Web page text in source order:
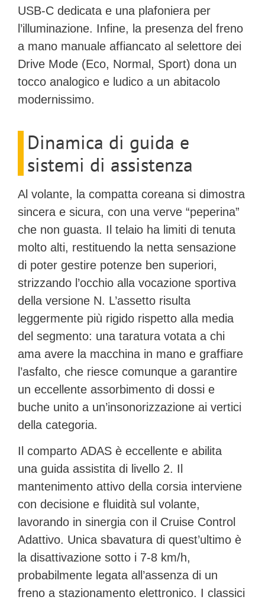
USB-C dedicata e una plafoniera per
l’illuminazione. Infine, la presenza del freno
a mano manuale affiancato al selettore dei
Drive Mode (Eco, Normal, Sport) dona un
tocco analogico e ludico a un abitacolo
modernissimo.
Dinamica di guida e
sistemi di assistenza
Al volante, la compatta coreana si dimostra
sincera e sicura, con una verve “peperina”
che non guasta. Il telaio ha limiti di tenuta
molto alti, restituendo la netta sensazione
di poter gestire potenze ben superiori,
strizzando l’occhio alla vocazione sportiva
della versione N. L’assetto risulta
leggermente più rigido rispetto alla media
del segmento: una taratura votata a chi
ama avere la macchina in mano e graffiare
l’asfalto, che riesce comunque a garantire
un eccellente assorbimento di dossi e
buche unito a un’insonorizzazione ai vertici
della categoria.
Il comparto ADAS è eccellente e abilita
una guida assistita di livello 2. Il
mantenimento attivo della corsia interviene
con decisione e fluidità sul volante,
lavorando in sinergia con il Cruise Control
Adattivo. Unica sbavatura di quest’ultimo è
la disattivazione sotto i 7-8 km/h,
probabilmente legata all’assenza di un
freno a stazionamento elettronico. I classici